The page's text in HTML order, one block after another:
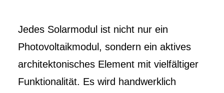
Jedes Solarmodul ist nicht nur ein
Photovoltaikmodul, sondern ein aktives
architektonisches Element mit vielfältiger
Funktionalität. Es wird handwerklich